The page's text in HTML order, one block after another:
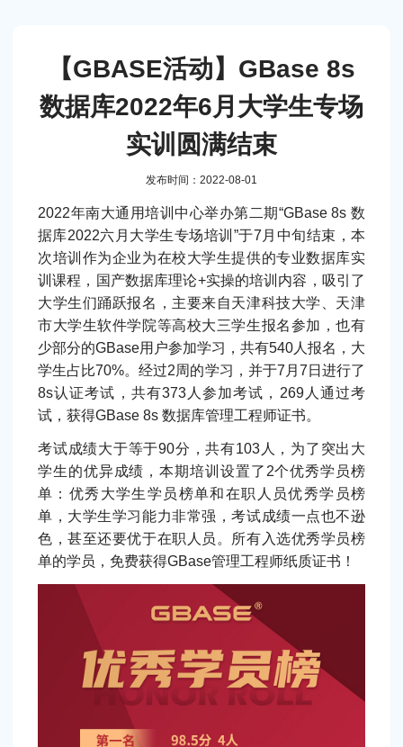
【GBASE活动】GBase 8s
数据库2022年6月大学生专场
实训圆满结束
发布时间：2022-08-01
2022年南大通用培训中心举办第二期“GBase 8s 数
据库2022六月大学生专场培训”于7月中旬结束，本
次培训作为企业为在校大学生提供的专业数据库实
训课程，国产数据库理论+实操的培训内容，吸引了
大学生们踊跃报名，主要来自天津科技大学、天津
市大学生软件学院等高校大三学生报名参加，也有
少部分的GBase用户参加学习，共有540人报名，大
学生占比70%。经过2周的学习，并于7月7日进行了
8s认证考试，共有373人参加考试，269人通过考
试，获得GBase 8s 数据库管理工程师证书。
考试成绩大于等于90分，共有103人，为了突出大
学生的优异成绩，本期培训设置了2个优秀学员榜
单：优秀大学生学员榜单和在职人员优秀学员榜
单，大学生学习能力非常强，考试成绩一点也不逊
色，甚至还要优于在职人员。所有入选优秀学员榜
单的学员，免费获得GBase管理工程师纸质证书！